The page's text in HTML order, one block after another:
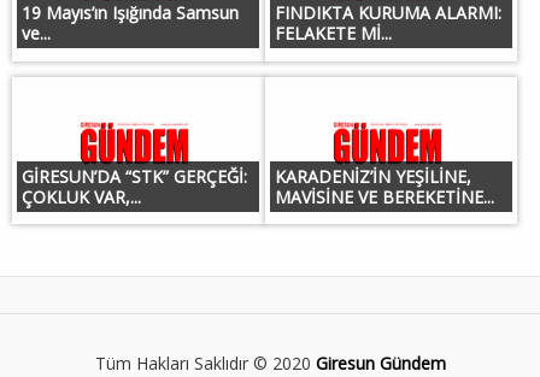
19 Mayıs’ın Işığında Samsun
ve...
FINDIKTA KURUMA ALARMI:
FELAKETE Mİ...
GİRESUN’DA “STK” GERÇEĞİ:
ÇOKLUK VAR,...
KARADENİZ’İN YEŞİLİNE,
MAVİSİNE VE BEREKETİNE...
Tüm Hakları Saklıdır © 2020 Giresun Gündem